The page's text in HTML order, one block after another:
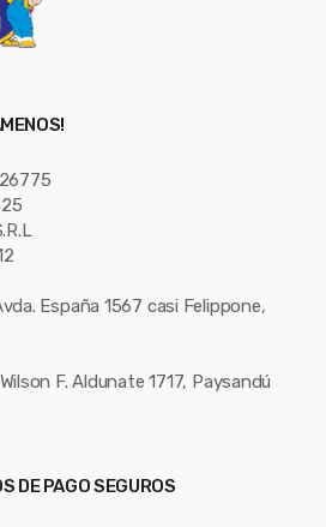
España 1567 casi Felippone,
F. Aldunate 1717, Paysandú
DE PAGO SEGUROS